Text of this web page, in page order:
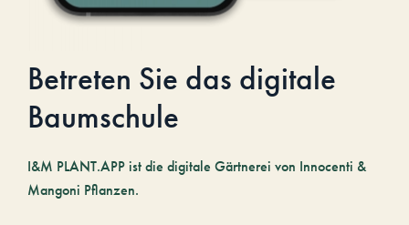
Betreten Sie das digitale
Baumschule
I&M PLANT.APP ist die digitale Gärtnerei von Innocenti &
Mangoni Pflanzen.